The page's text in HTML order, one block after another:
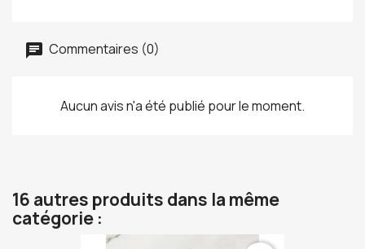
Commentaires (0)
Aucun avis n'a été publié pour le moment.
16 autres produits dans la même
catégorie :